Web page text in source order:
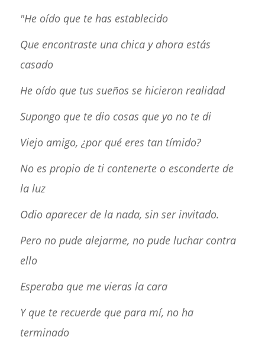
"He oído que te has establecido
Que encontraste una chica y ahora estás
casado
He oído que tus sueños se hicieron realidad
Supongo que te dio cosas que yo no te di
Viejo amigo, ¿por qué eres tan tímido?
No es propio de ti contenerte o esconderte de
la luz
Odio aparecer de la nada, sin ser invitado.
Pero no pude alejarme, no pude luchar contra
ello
Esperaba que me vieras la cara
Y que te recuerde que para mí, no ha
terminado